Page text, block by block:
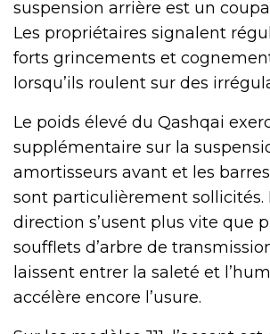
suspension arrière est un
Les propriétaires signalent
forts grincements et
lorsqu’ils roulent sur des
Le poids élevé du Qashqai
supplémentaire sur la
amortisseurs avant et les
sont particulièrement sollicités.
direction s’usent plus vite que
soufflets d’arbre de
laissent entrer la saleté et
accélère encore l’usure.